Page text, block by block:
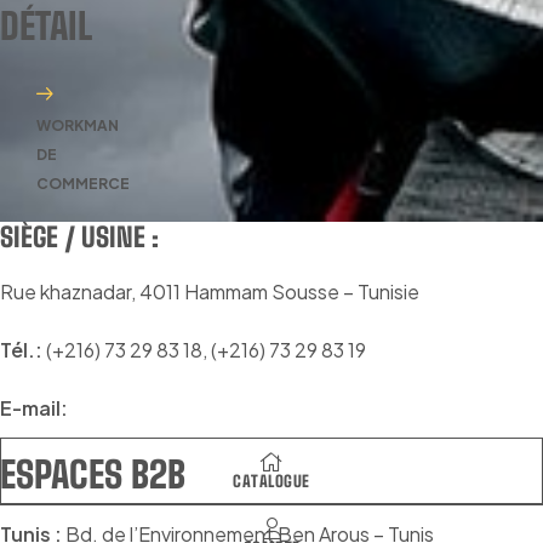
la
page
produit
page
CATALOGUE
DÉTAIL
WORKMAN
DE
COMMERCE
SIÈGE / USINE :
Rue khaznadar, 4011 Hammam Sousse – Tunisie
Tél.: (+216) 73 29 83 18, (+216) 73 29 83 19
E-mail:
ESPACES B2B
Tunis : Bd. de l’Environnement Ben Arous – Tunis